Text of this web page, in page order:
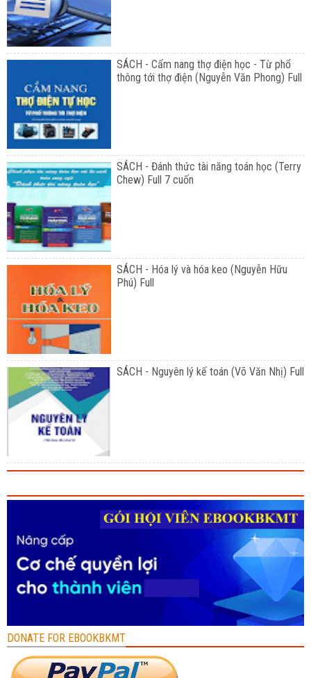
SÁCH - Cẩm nang thợ điện học - Từ phổ
thông tới thợ điện (Nguyễn Văn Phong) Full
SÁCH - Đánh thức tài năng toán học (Terry
Chew) Full 7 cuốn
SÁCH - Hóa lý và hóa keo (Nguyễn Hữu
Phú) Full
SÁCH - Nguyên lý kế toán (Võ Văn Nhị) Full
DONATE FOR EBOOKBKMT